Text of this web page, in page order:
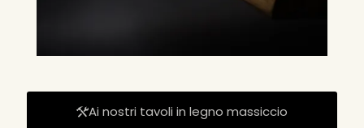
Ai nostri tavoli in legno massiccio